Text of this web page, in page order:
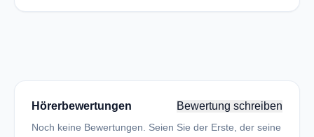
Hörerbewertungen Bewertung schreiben
Noch keine Bewertungen. Seien Sie der Erste, der seine